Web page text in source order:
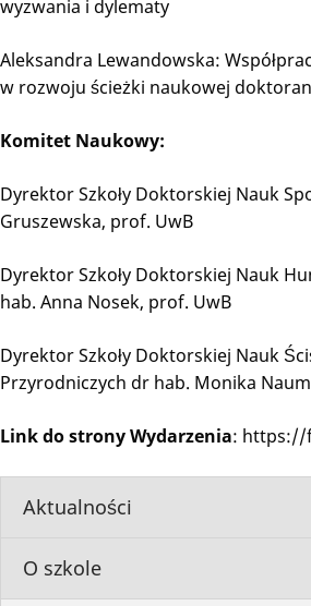
Aktualności
O szkole
wyzwania i dylematy
Aleksandra Lewandowska:
w rozwoju ścieżki naukowej
Komitet Naukowy:
Dyrektor Szkoły Doktorskiej Nauk
Gruszewska, prof. UwB
Dyrektor Szkoły Doktorskiej Nauk
hab. Anna Nosek, prof. UwB
Dyrektor Szkoły Doktorskiej Nauk
Przyrodniczych dr hab. Monika
Link do strony Wydarzenia: https://